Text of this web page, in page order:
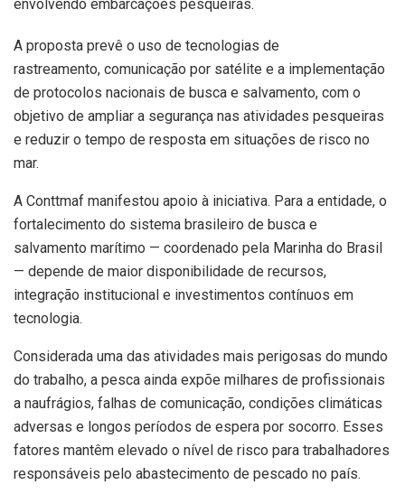
envolvendo embarcações pesqueiras.
A proposta prevê o uso de tecnologias de
rastreamento, comunicação por satélite e a implementação
de protocolos nacionais de busca e salvamento, com o
objetivo de ampliar a segurança nas atividades pesqueiras
e reduzir o tempo de resposta em situações de risco no
mar.
A Conttmaf manifestou apoio à iniciativa. Para a entidade, o
fortalecimento do sistema brasileiro de busca e
salvamento marítimo — coordenado pela Marinha do Brasil
— depende de maior disponibilidade de recursos,
integração institucional e investimentos contínuos em
tecnologia.
Considerada uma das atividades mais perigosas do mundo
do trabalho, a pesca ainda expõe milhares de profissionais
a naufrágios, falhas de comunicação, condições climáticas
adversas e longos períodos de espera por socorro. Esses
fatores mantêm elevado o nível de risco para trabalhadores
responsáveis pelo abastecimento de pescado no país.